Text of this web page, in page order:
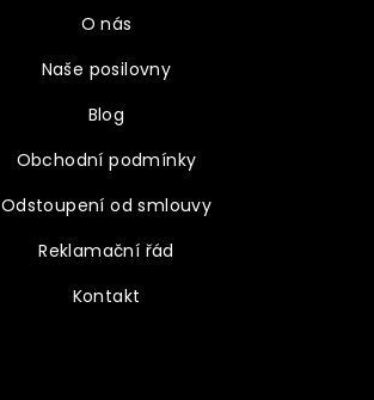
O nás
Naše posilovny
Blog
Obchodní podmínky
Odstoupení od smlouvy
Reklamační řád
Kontakt